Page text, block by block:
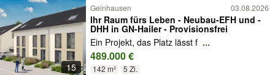
15
Gelnhausen 03.08.2026
Ihr Raum fürs Leben - Neubau-EFH und -
DHH in GN-Hailer - Provisionsfrei
Ein Projekt, das Platz lässt f ...
489.000 €
142 m² 5 Zi.